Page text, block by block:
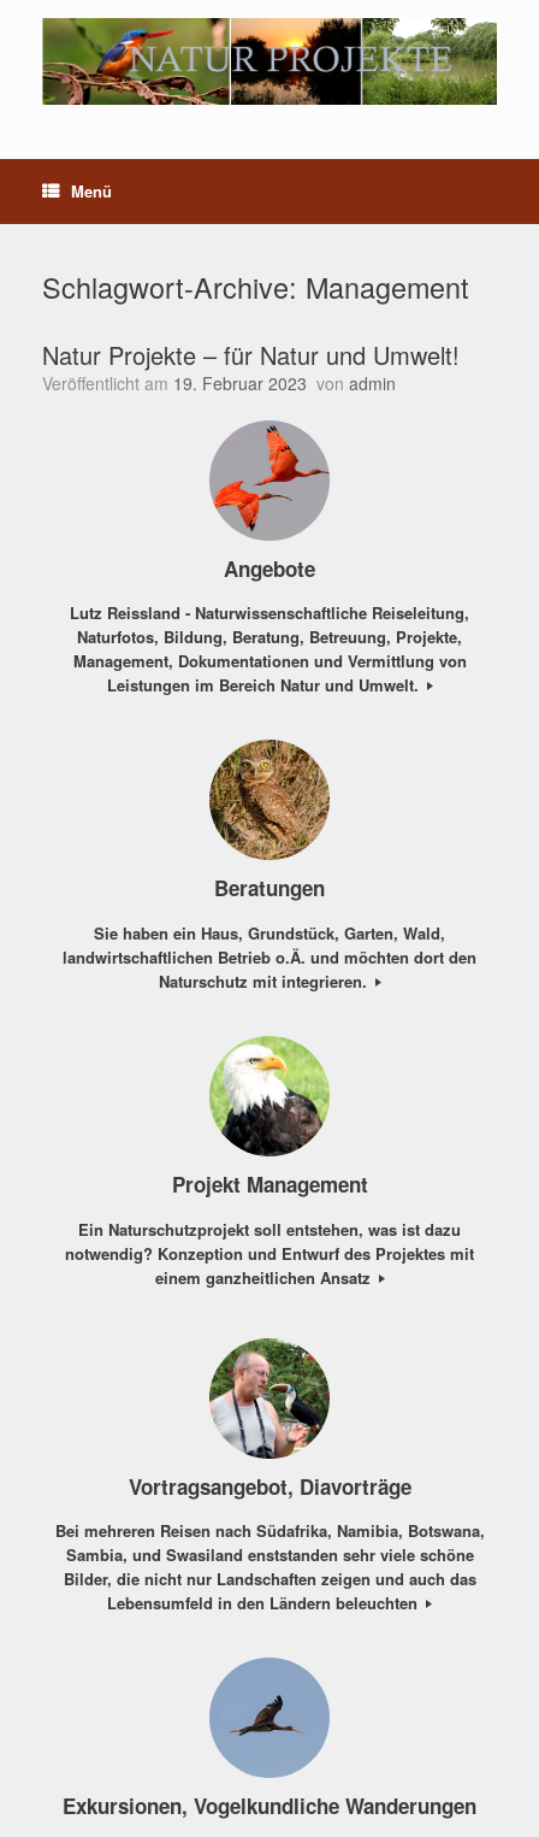
Menü
Schlagwort-Archive: Management
Natur Projekte – für Natur und Umwelt!
Veröffentlicht am 19. Februar 2023 von admin
Angebote
Lutz Reissland - Naturwissenschaftliche Reiseleitung,
Naturfotos, Bildung, Beratung, Betreuung, Projekte,
Management, Dokumentationen und Vermittlung von
Leistungen im Bereich Natur und Umwelt.
Beratungen
Sie haben ein Haus, Grundstück, Garten, Wald,
landwirtschaftlichen Betrieb o.Ä. und möchten dort den
Naturschutz mit integrieren.
Projekt Management
Ein Naturschutzprojekt soll entstehen, was ist dazu
notwendig? Konzeption und Entwurf des Projektes mit
einem ganzheitlichen Ansatz
Vortragsangebot, Diavorträge
Bei mehreren Reisen nach Südafrika, Namibia, Botswana,
Sambia, und Swasiland enststanden sehr viele schöne
Bilder, die nicht nur Landschaften zeigen und auch das
Lebensumfeld in den Ländern beleuchten
Exkursionen, Vogelkundliche Wanderungen